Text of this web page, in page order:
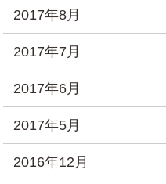
2017年8月
2017年7月
2017年6月
2017年5月
2016年12月